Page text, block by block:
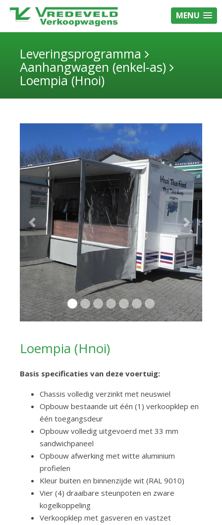
MENU
Leveringsprogramma
Aanhangwagen (enkel-as)
Loempia (Hnoi)
Previous Next
Loempia (Hnoi)
Basis specificaties van deze voertuig:
Chassis volledig verzinkt met neuswiel
Opbouw bestaande uit één (1) verkoopklep en
één toegangsdeur
Opbouw volledig uitgevoerd met 33 mm
sandwichpaneel
Opbouw afwerking met witte aluminium
profielen
Kleur buiten en binnenzijde wit (RAL 9010)
Vier (4) draaibare steunpoten en zware
kogelkoppeling
Verkoopklep met gasveren en vastzet